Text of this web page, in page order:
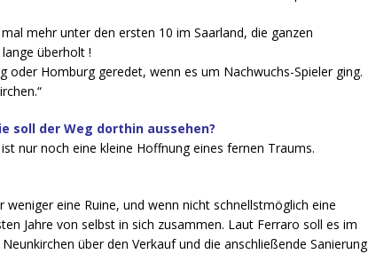
mehr unter den ersten 10 im Saarland, die ganzen
überholt !
oder Homburg geredet, wenn es um Nachwuchs-Spieler ging.
soll der Weg dorthin aussehen?
nur noch eine kleine Hoffnung eines fernen Traums.
eine Ruine, und wenn nicht schnellstmöglich eine
Jahre von selbst in sich zusammen. Laut Ferraro soll es im
über den Verkauf und die anschließende Sanierung